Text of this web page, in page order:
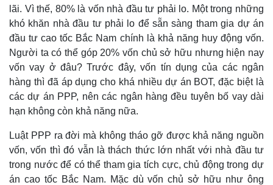
lãi. Vì thế, 80% là vốn nhà đầu tư phải lo. Một trong những
khó khăn nhà đầu tư phải lo để sẵn sàng tham gia dự án
đầu tư cao tốc Bắc Nam chính là khả năng huy động vốn.
Người ta có thể góp 20% vốn chủ sở hữu nhưng hiện nay
vốn vay ở đâu? Trước đây, vốn tín dụng của các ngân
hàng thì đã áp dụng cho khá nhiều dự án BOT, đặc biệt là
các dự án PPP, nên các ngân hàng đều tuyên bố vay dài
hạn không còn khả năng nữa.
Luật PPP ra đời mà không tháo gỡ được khả năng nguồn
vốn, vốn thì đó vẫn là thách thức lớn nhất với nhà đầu tư
trong nước để có thể tham gia tích cực, chủ động trong dự
án cao tốc Bắc Nam. Mặc dù vốn chủ sở hữu như ông